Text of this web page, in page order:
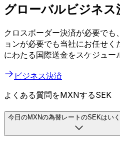
グローバルビジネス
クロスボーダー決済が必要で
ョンが必要でも当社にお任せ
にわたる国際送金をスケジュー
ビジネス決済
よくある質問をMXNするSEK
今日のMXNの為替レートのSEKはい